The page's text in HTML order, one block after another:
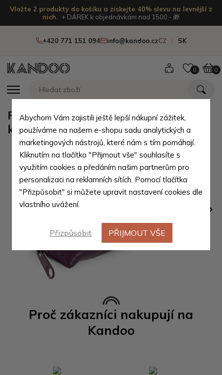
Vložte 2 produkty do košíku a získejte 40% slevu na levnější z
nich.
+ DÁREK k objednávkám nad 1500,- 🎁
+420 771 151 094 info@kandoo.czCZ SK
0 0
Proč zákazníci nakupují na
Kandoo
Fialová kožená dvouzipová
klíčenka Darina
Abychom Vám zajistili ještě lepší nákupní zážitek,
používáme na našem e-shopu sadu analytických a
marketingových nástrojů, které nám s tím pomáhají.
Kliknutím na tlačítko "Přijmout vše" souhlasíte s
využitím cookies a předáním našim partnerům pro
personalizaci na reklamních sítích. Pomocí tlačítka
"Přizpůsobit" si můžete upravit nastavení cookies dle
vlastního uvážení.
Přizpůsobit PŘIJMOUT VŠE